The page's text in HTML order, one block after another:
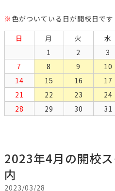
※ 色がついている日が開校日です
日
月 火 水
1
2 3
7
8 9 10
14
15 16 17
21
22 23 24
28
29 30 31
2023年4月の開校
内
2023/03/28